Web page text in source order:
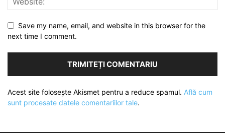
Save my name, email, and website in this browser for the
next time I comment.
Acest site folosește Akismet pentru a reduce spamul. Află cum
sunt procesate datele comentariilor tale.